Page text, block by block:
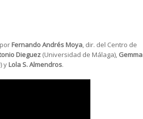
Fernando Andrés Moya, dir. del Centro de
Dieguez (Universidad de Málaga), Gemma
y Lola S. Almendros.